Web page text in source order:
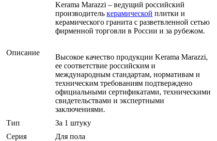
Описание
Kerama Marazzi – ведущий российский
производитель керамической плитки и
керамического гранита с разветвленной сетью
фирменной торговли в России и за рубежом.
Высокое качество продукции Kerama Marazzi,
ее соответствие российским и
международным стандартам, нормативам и
техническим требованиям подтверждено
официальными сертификатами, техническими
свидетельствами и экспертными
заключениями.
Тип
За 1 штуку
Серия
Для пола